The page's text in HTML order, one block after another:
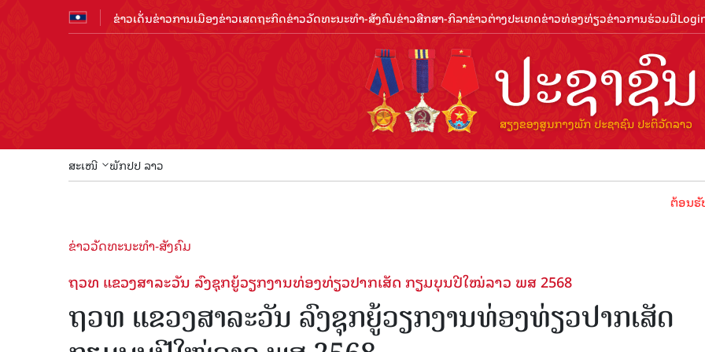
ຂ່າວເດັ່ນຂ່າວການເມືອງຂ່າວເສດຖະກິດຂ່າວວັດທະນະທຳ-ສັງຄົມຂ່າວສືກສາ-ກິລາຂ່າວຕ່າງປະເທດຂ່າວທ່ອງທ່ຽວຂ່າວການຮ່ວມມື
ສະເໜີ ພັກປປ ລາວ
ຕ້ອນຮັບປີທ່ອ
ຂ່າວວັດທະນະທຳ-ສັງຄົມ
ຖວທ ແຂວງສາລະວັນ ລົງຊຸກຍູ້ວຽກງານທ່ອງທ່ຽວປາກເສັດ ກຽມບຸນປີໃໝ່ລາວ ພສ 2568
ຖວທ ແຂວງສາລະວັນ ລົງຊຸກຍູ້ວຽກງານທ່ອງທ່ຽວປາກເສັດ